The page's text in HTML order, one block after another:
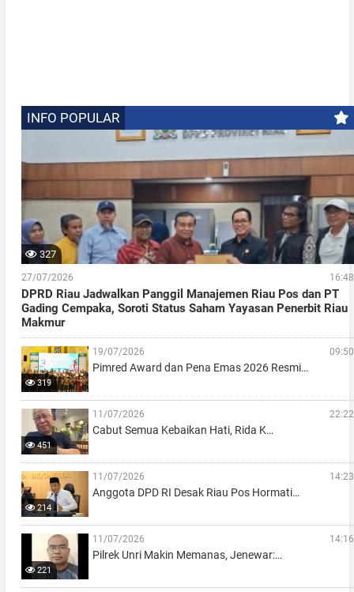
INFO POPULAR
327
27/07/2026 16:48
DPRD Riau Jadwalkan Panggil Manajemen Riau Pos dan PT
Gading Cempaka, Soroti Status Saham Yayasan Penerbit Riau
Makmur
319
19/07/2026 09:50
Pimred Award dan Pena Emas 2026 Resmi…
451
11/07/2026 22:22
Cabut Semua Kebaikan Hati, Rida K…
214
11/07/2026 14:23
Anggota DPD RI Desak Riau Pos Hormati…
221
11/07/2026 14:16
Pilrek Unri Makin Memanas, Jenewar:…